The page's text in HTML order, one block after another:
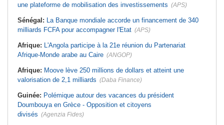
une plateforme de mobilisation des investissements (APS)
Sénégal: La Banque mondiale accorde un financement de 340
milliards FCFA pour accompagner l'Etat (APS)
Afrique: L'Angola participe à la 21e réunion du Partenariat
Afrique-Monde arabe au Caire (ANGOP)
Afrique: Moove lève 250 millions de dollars et atteint une
valorisation de 2,1 milliards (Daba Finance)
Guinée: Polémique autour des vacances du président
Doumbouya en Grèce - Opposition et citoyens
divisés (Agenzia Fides)